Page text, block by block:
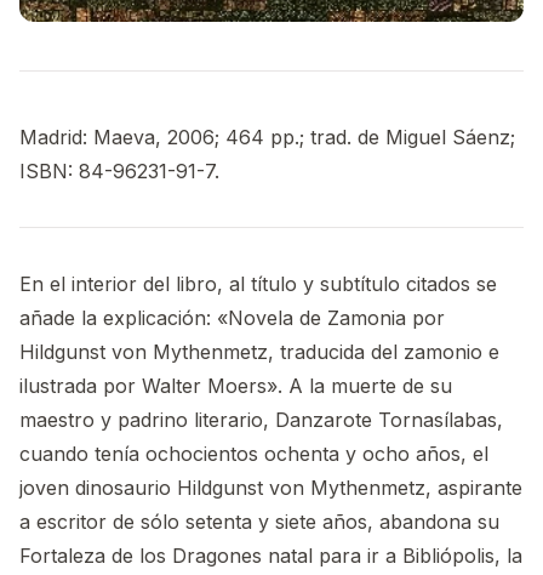
Madrid: Maeva, 2006; 464 pp.; trad. de Miguel Sáenz;
ISBN: 84-96231-91-7.
En el interior del libro, al título y subtítulo citados se
añade la explicación: «Novela de Zamonia por
Hildgunst von Mythenmetz, traducida del zamonio e
ilustrada por Walter Moers». A la muerte de su
maestro y padrino literario, Danzarote Tornasílabas,
cuando tenía ochocientos ochenta y ocho años, el
joven dinosaurio Hildgunst von Mythenmetz, aspirante
a escritor de sólo setenta y siete años, abandona su
Fortaleza de los Dragones natal para ir a Bibliópolis, la